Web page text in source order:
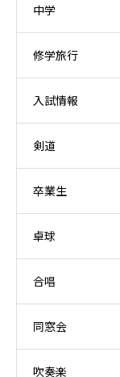
中学
修学旅行
入試情報
剣道
卒業生
卓球
合唱
同窓会
吹奏楽